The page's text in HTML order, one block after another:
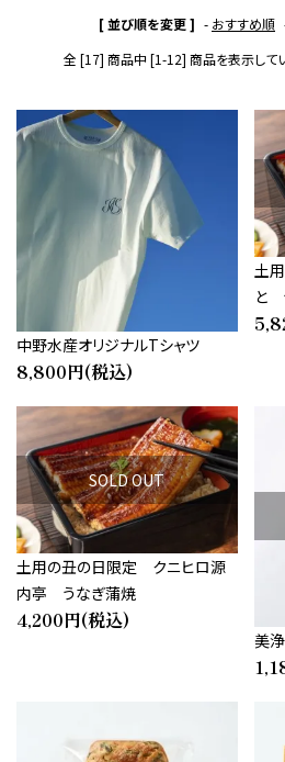
[ 並び順を変更 ] - おすすめ順
全 [17] 商品中 [1-12] 商品を表示して
中野水産オリジナルTシャツ
8,800円(税込)
土
と
SOLD OUT
土用の丑の日限定 クニヒロ源
内亭 うなぎ蒲焼
4,200円(税込)
美